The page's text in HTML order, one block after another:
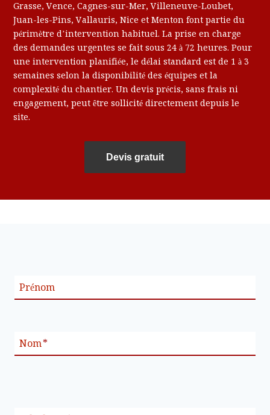
Grasse, Vence, Cagnes-sur-Mer, Villeneuve-Loubet,
Juan-les-Pins, Vallauris, Nice et Menton font partie du
périmètre d’intervention habituel. La prise en charge
des demandes urgentes se fait sous 24 à 72 heures. Pour
une intervention planifiée, le délai standard est de 1 à 3
semaines selon la disponibilité des équipes et la
complexité du chantier. Un devis précis, sans frais ni
engagement, peut être sollicité directement depuis le
site.
Devis gratuit
Prénom
Nom *